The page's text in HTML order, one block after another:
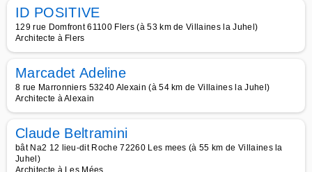
ID POSITIVE
129 rue Domfront 61100 Flers (à 53 km de Villaines la Juhel)
Architecte à Flers
Marcadet Adeline
8 rue Marronniers 53240 Alexain (à 54 km de Villaines la Juhel)
Architecte à Alexain
Claude Beltramini
bât Na2 12 lieu-dit Roche 72260 Les mees (à 55 km de Villaines la
Juhel)
Architecte à Les Mées